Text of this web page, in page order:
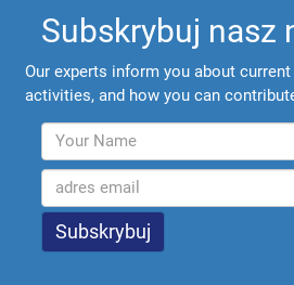
Subskrybuj nasz
Our experts inform you about current
activities, and how you can